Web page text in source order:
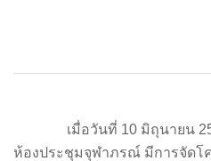
เมื่อวันที่ 10 มิถุนายน 2569
ห้องประชุมจุฬาภรณ์ มีการจัดโ